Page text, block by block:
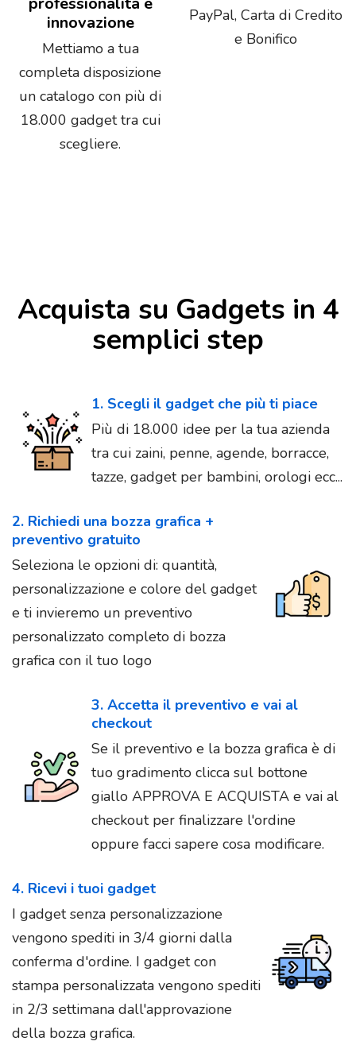
innovazione
Mettiamo a tua
completa disposizione
un catalogo con più di
18.000 gadget tra cui
scegliere.
PayPal, Carta di Credito
e Bonifico
Acquista su Gadgets in 4
semplici step
1. Scegli il gadget che più ti piace
Più di 18.000 idee per la tua azienda
tra cui zaini, penne, agende, borracce,
tazze, gadget per bambini, orologi ecc...
2. Richiedi una bozza grafica +
preventivo gratuito
Seleziona le opzioni di: quantità,
personalizzazione e colore del gadget
e ti invieremo un preventivo
personalizzato completo di bozza
grafica con il tuo logo
3. Accetta il preventivo e vai al
checkout
Se il preventivo e la bozza grafica è di
tuo gradimento clicca sul bottone
giallo APPROVA E ACQUISTA e vai al
checkout per finalizzare l'ordine
oppure facci sapere cosa modificare.
4. Ricevi i tuoi gadget
I gadget senza personalizzazione
vengono spediti in 3/4 giorni dalla
conferma d'ordine. I gadget con
stampa personalizzata vengono spediti
in 2/3 settimana dall'approvazione
della bozza grafica.